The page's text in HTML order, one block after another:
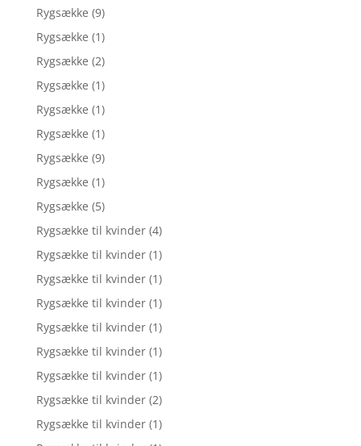
Rygsække (9)
Rygsække (1)
Rygsække (2)
Rygsække (1)
Rygsække (1)
Rygsække (1)
Rygsække (9)
Rygsække (1)
Rygsække (5)
Rygsække til kvinder (4)
Rygsække til kvinder (1)
Rygsække til kvinder (1)
Rygsække til kvinder (1)
Rygsække til kvinder (1)
Rygsække til kvinder (1)
Rygsække til kvinder (1)
Rygsække til kvinder (2)
Rygsække til kvinder (1)